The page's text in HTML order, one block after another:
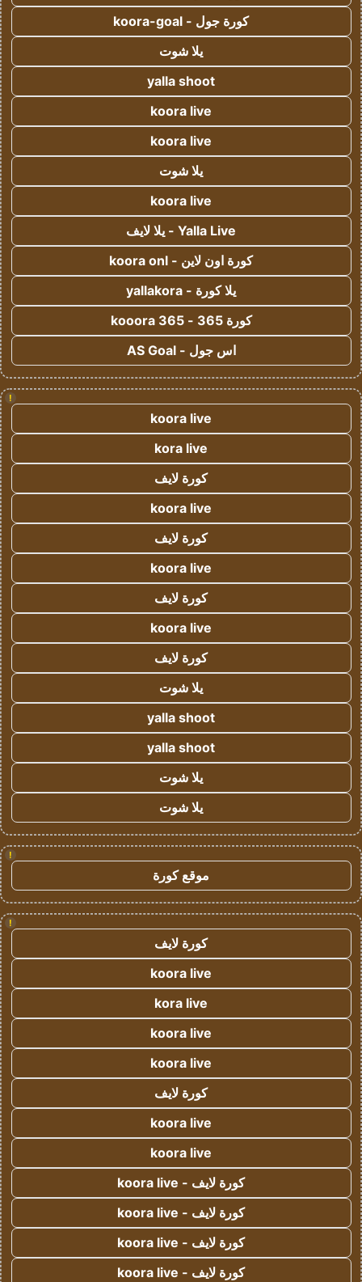
كورة جول - koora-goal
يلا شوت
yalla shoot
koora live
koora live
يلا شوت
koora live
Yalla Live - يلا لايف
كورة اون لاين - koora onl
يلا كورة - yallakora
كورة 365 - kooora 365
اس جول - AS Goal
!
koora live
kora live
كورة لايف
koora live
كورة لايف
koora live
كورة لايف
koora live
كورة لايف
يلا شوت
yalla shoot
yalla shoot
يلا شوت
يلا شوت
!
موقع كورة
!
كورة لايف
koora live
kora live
koora live
koora live
كورة لايف
koora live
koora live
كورة لايف - koora live
كورة لايف - koora live
كورة لايف - koora live
كورة لايف - koora live